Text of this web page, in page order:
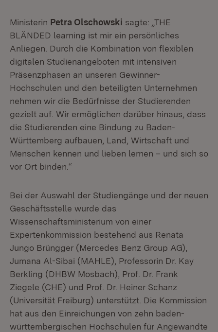
Ministerin Petra Olschowski sagte: „THE
BLÄNDED learning ist mir ein persönliches
Anliegen. Durch die Kombination von flexiblen
digitalen Studienangeboten mit intensiven
Präsenzphasen an unseren Gewinner-
Hochschulen und den beteiligten Unternehmen
nehmen wir die Bedürfnisse der Studierenden
gezielt auf. Wir ermöglichen darüber hinaus, dass
die Studierenden eine Bindung zu Baden-
Württemberg aufbauen, Land, Wirtschaft und
Menschen kennen und lieben lernen – und sich so
vor Ort binden.“
Bei der Auswahl der Studiengänge und der neuen
Geschäftsstelle wurde das
Wissenschaftsministerium von einer
Expertenkommission bestehend aus Renata
Jungo Brüngger (Mercedes Benz Group AG),
Jumana Al-Sibai (MAHLE), Professorin Dr. Kay
Berkling (DHBW Mosbach), Prof. Dr. Frank
Ziegele (CHE) und Prof. Dr. Heiner Schanz
(Universität Freiburg) unterstützt. Die Kommission
hat aus den Einreichungen von zehn baden-
württembergischen Hochschulen für Angewandte